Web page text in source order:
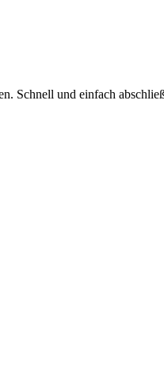
Schnell und einfach